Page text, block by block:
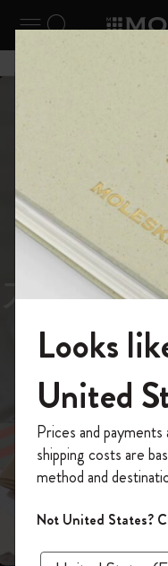
ナビゲーショ
検索 (キー
6,500円以
ーを閉じる
あるペ
ム サ
スライド
スライド表示4
スライド表示5
モレス
「WELCOME10
文が10%オフ
ール・アウ
Moleskineアカ
ァーや会員特
レーション
Looks
United
Prices and
shipping costs are
method and
Not United States?